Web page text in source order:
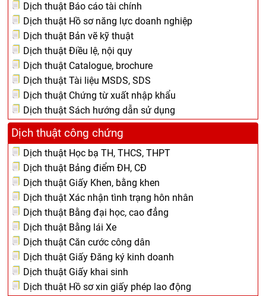
Dịch thuật Báo cáo tài chính
Dịch thuật Hồ sơ năng lực doanh nghiệp
Dịch thuật Bản vẽ kỹ thuật
Dịch thuật Điều lệ, nội quy
Dịch thuật Catalogue, brochure
Dịch thuật Tài liệu MSDS, SDS
Dịch thuật Chứng từ xuất nhập khẩu
Dịch thuật Sách hướng dẫn sử dụng
Dịch thuật công chứng
Dịch thuật Học bạ TH, THCS, THPT
Dịch thuật Bảng điểm ĐH, CĐ
Dịch thuật Giấy Khen, bằng khen
Dịch thuật Xác nhận tình trạng hôn nhân
Dịch thuật Bằng đại học, cao đẳng
Dịch thuật Bằng lái Xe
Dịch thuật Căn cước công dân
Dịch thuật Giấy Đăng ký kinh doanh
Dịch thuật Giấy khai sinh
Dịch thuật Hồ sơ xin giấy phép lao động